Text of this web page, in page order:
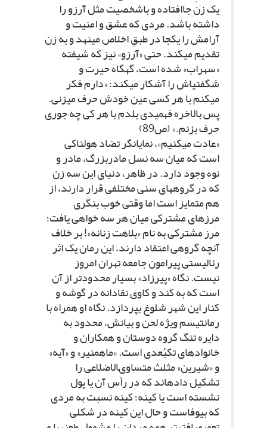
یک زن جاافتاده و باشخصیت مثل آرزو را
داشته باشد. مردى که عشق و امنیت و
آرامش را یکجا در طبقِ اخلاص مى‏نهد و به زن
تقدیم مى‏کند. حتى «آرزو» نیز که شیفته
«سهراب» شده است، گهگاه حیرت و
شگفتى‏اش را آشکار مى‏کند: «دارم فکر
مى‏کنم با هر کسى عین خودش حرف مى‏زنى.
پس بالاخره فهمیدى بلدم با هر کى چه جورى
حرف بزنم.» (ص‏89)
«عادت مى‏کنیم»، نمایانگر تضاد هولناکى
است که میان سه نسل مادربزرگ، مادر و
نوه وجود دارد. در ظاهر، دنیاى این سه زن
که در گروههاى سنى مختلفى قرار دارند، از
هم متمایز است اما وقتى خوب بنگرى
مرزهاى مشترکى میان هر سه خواهى یافت؛
مرز مشترکى به نام «بلاهت زنانه»! بر خلاف
آنچه گروهى اعتقاد دارند، این رمان یک اثر
رئالیستى پیرامون جامعه تهران امروز
نیست. نگاه «پیرزاد» بسیار محدودتر از آن
است که به کند و کاوى نقادانه در گوشه و
کنار این شهر شلوغ بپردازد. نگاه او همراه با
رمانتیسم ویژه لحن و بیانش، محدود به
دایره تنگ گروه دوستان و همکاران و
خانواده‏اى تک‏بُعدى است. «ماه‏منیر» و «آیه»
و «شیرین» مثلث متساوى‏الاضلاعى را
تشکیل داده‏اند که در رأس آن یا پول
نشسته است یا کینه؛ کینه نسبت به مردى
که بى‏وفاست و حال این کینه در شکلى